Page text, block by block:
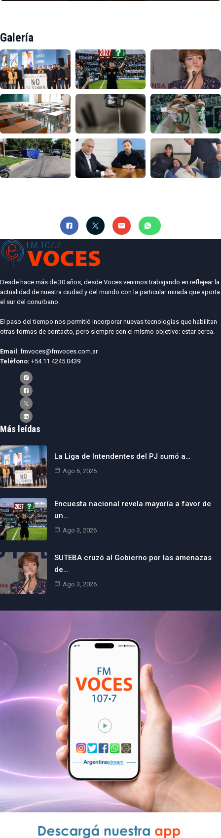
Galería
Desde hace más de 30 años, desde Voces venimos trabajando en reflejear la
actualidad de nuestra ciudad y del mundo con la particular mirada que aporta
el sur del conurbano.
El paso del tiempo nos permitió incorporar nuevas tecnologías que habilitan
otras formas de contacto, pero siempre con el mismo objetivo: estar cerca.
Email: fmvoces@fmvoces.com.ar
Teléfono: +54 11 4245 0439
Más leídas
La Liga de Intendentes del PJ sumó a…
Ago 6, 2026
Encuesta nacional revela mayoría a favor de
un…
Ago 3, 2026
SUTEBA cruzó al Gobierno por las amenazas
de…
Ago 3, 2026